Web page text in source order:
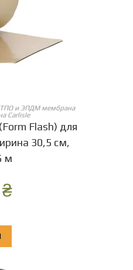
ТПО и ЭПДМ мембрана
Carlisle
Flash) для
30,5 см,
м
₴